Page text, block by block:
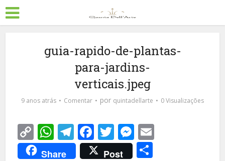
guia-rapido-de-plantas-
para-jardins-
verticais.jpeg
9 anos atrás Comentar por quintadellarte 0 Visualizações
Copy
Link
WhatsApp
Telegram
Facebook
TwitterMessenger
Share Post